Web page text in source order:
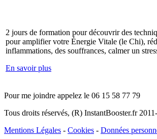
2 jours de formation pour découvrir des
pour amplifier votre Énergie Vitale (le Chi),
inflammations, des souffrances, calmer un
En savoir plus
Pour me joindre appelez le 06 15 58 77 79
Tous droits réservés, (R) InstantBooster.fr
Mentions Légales - Cookies - Données